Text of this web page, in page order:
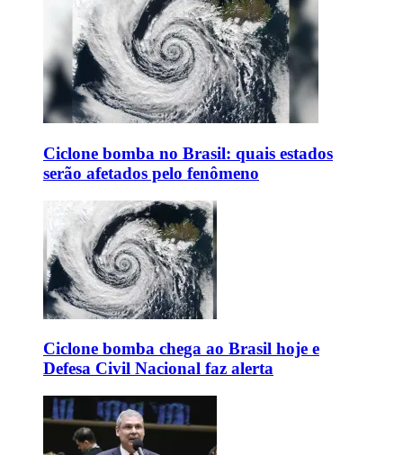
Ciclone bomba no Brasil: quais estados
serão afetados pelo fenômeno
Ciclone bomba chega ao Brasil hoje e
Defesa Civil Nacional faz alerta